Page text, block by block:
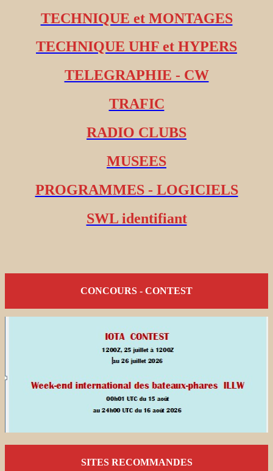
TECHNIQUE et MONTAGES
TECHNIQUE UHF et HYPERS
TELEGRAPHIE - CW
TRAFIC
RADIO CLUBS
MUSEES
PROGRAMMES - LOGICIELS
SWL identifiant
CONCOURS - CONTEST
SITES RECOMMANDES